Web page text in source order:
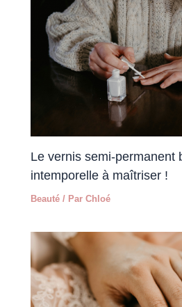
Le vernis semi-permanent
intemporelle à maîtriser !
Beauté / ParChloé